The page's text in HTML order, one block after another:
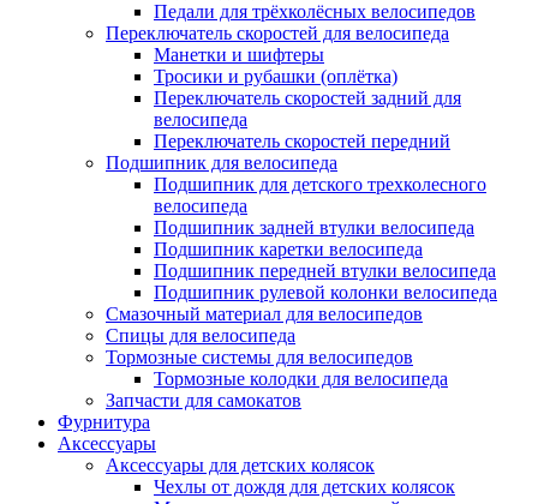
Педали для трёхколёсных велосипедов
Переключатель скоростей для велосипеда
Манетки и шифтеры
Тросики и рубашки (оплётка)
Переключатель скоростей задний для
велосипеда
Переключатель скоростей передний
Подшипник для велосипеда
Подшипник для детского трехколесного
велосипеда
Подшипник задней втулки велосипеда
Подшипник каретки велосипеда
Подшипник передней втулки велосипеда
Подшипник рулевой колонки велосипеда
Смазочный материал для велосипедов
Спицы для велосипеда
Тормозные системы для велосипедов
Тормозные колодки для велосипеда
Запчасти для самокатов
Фурнитура
Аксессуары
Аксессуары для детских колясок
Чехлы от дождя для детских колясок